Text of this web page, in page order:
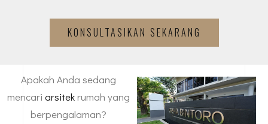
KONSULTASIKAN SEKARANG
Apakah Anda sedang
mencari arsitekrumah yang
berpengalaman?